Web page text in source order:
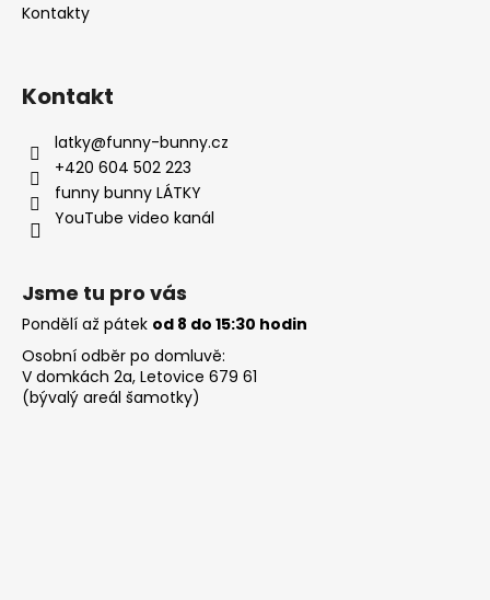
Kontakty
Kontakt
latky@funny-bunny.cz
+420 604 502 223
funny bunny LÁTKY
YouTube video kanál
Jsme tu pro vás
Pondělí až pátek od 8 do 15:30 hodin
Osobní odběr po domluvě:
V domkách 2a, Letovice 679 61
(bývalý areál šamotky)